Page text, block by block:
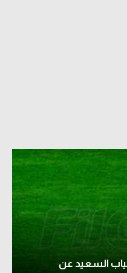
السعيد عن